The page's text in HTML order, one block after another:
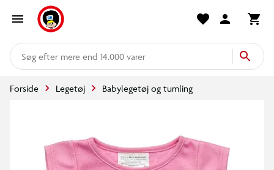
mere end 14.000 varer
Forside Legetøj Babylegetøj og tumling